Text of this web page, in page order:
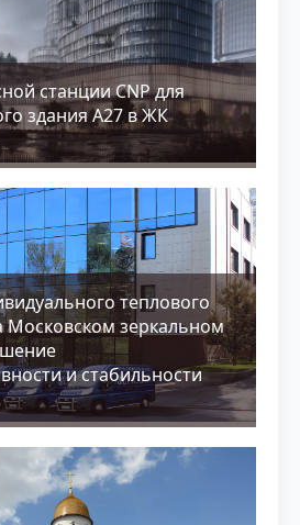
станции CNP для
здания А27 в ЖК
теплового
Московском зеркальном
и стабильности